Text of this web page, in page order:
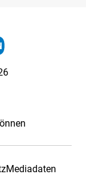
Mediadaten